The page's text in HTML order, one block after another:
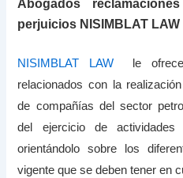
Abogados
perjuicios NISIMBLAT LAW
NISIMBLAT LAWle ofrece
relacionados con la
de compañías del sector
del ejercicio de actividades
orientándolo sobre los
vigente que se deben tener en